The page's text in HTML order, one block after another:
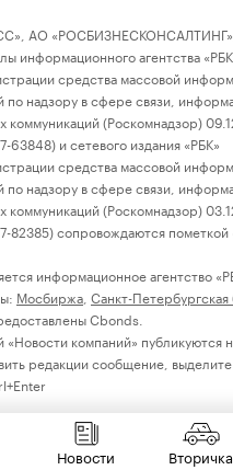
АО «РОСБИЗНЕСКОНСАЛТИНГ»,
информационного агентства
средства массовой
надзору в сфере связи,
коммуникаций (Роскомнадзор)
и сетевого издания «РБК»
средства массовой
надзору в сфере связи,
коммуникаций (Роскомнадзор)
сопровождаются пометкой
информационное агентство
Мосбиржа Санкт-
Cbonds.
компаний» публикуются
редакции сообщение, выделите
Новости Вторичка